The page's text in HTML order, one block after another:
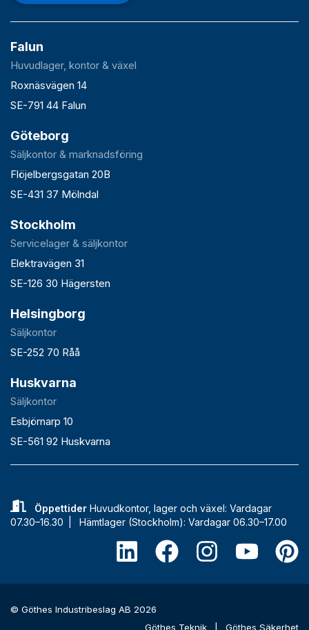
Falun
Huvudlager, kontor & växel
Roxnäsvägen 14
SE-791 44 Falun
Göteborg
Säljkontor & marknadsföring
Flöjelbergsgatan 20B
SE-431 37 Mölndal
Stockholm
Servicelager & säljkontor
Elektravägen 31
SE-126 30 Hägersten
Helsingborg
Säljkontor
SE-252 70 Råå
Huskvarna
Säljkontor
Esbjörnarp 10
SE-561 92 Huskvarna
ÖppettiderHuvudkontor, lager och växel: Vardagar
07.30–16.30 | Hämtlager (Stockholm): Vardagar 06.30–17.00
© Göthes Industribeslag AB 2026
Göthes Teknik
Göthes Säkerhet